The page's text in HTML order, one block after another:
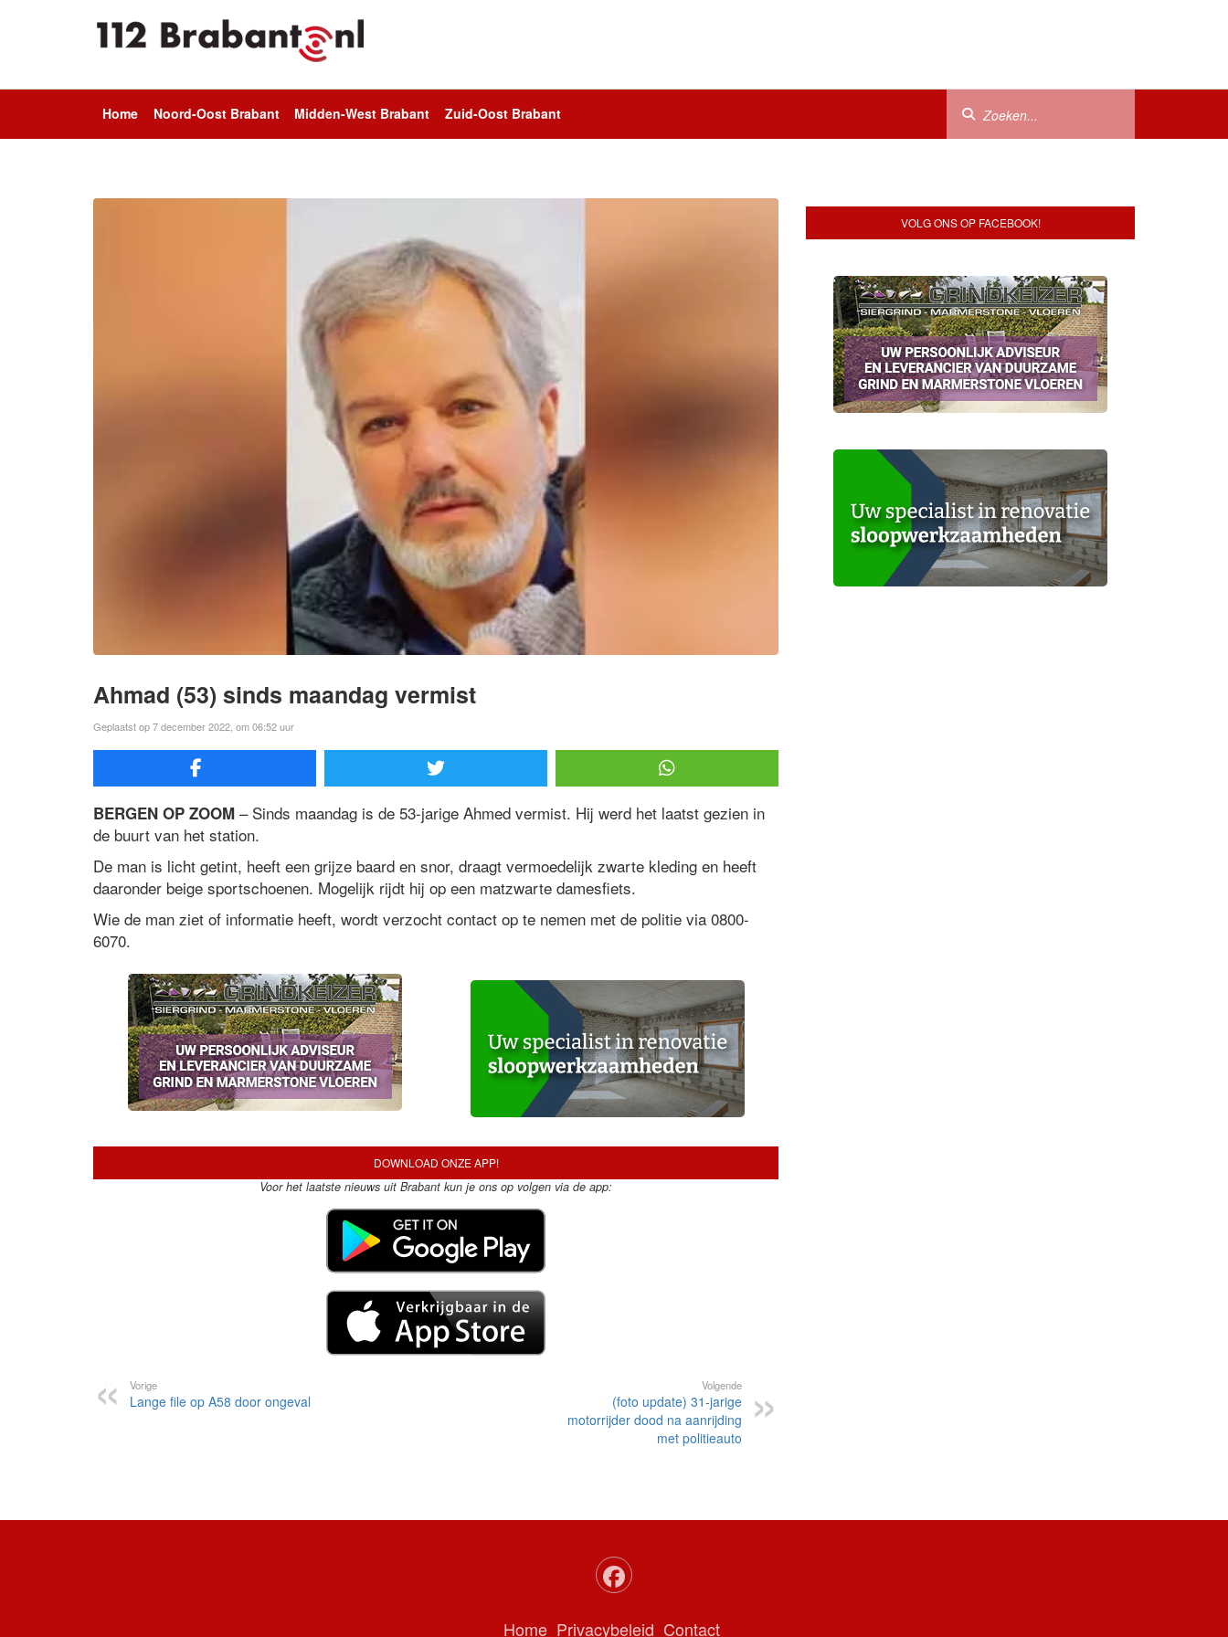
Home Noord-Oost Brabant Midden-West Brabant Zuid-Oost Brabant
Ahmad (53) sinds maandag vermist
Geplaatst op 7 december 2022, om 06:52 uur
BERGEN OP ZOOM – Sinds maandag is de 53-jarige Ahmed vermist. Hij werd het laatst gezien in
de buurt van het station.
De man is licht getint, heeft een grijze baard en snor, draagt vermoedelijk zwarte kleding en heeft
daaronder beige sportschoenen. Mogelijk rijdt hij op een matzwarte damesfiets.
Wie de man ziet of informatie heeft, wordt verzocht contact op te nemen met de politie via 0800-
6070.
DOWNLOAD ONZE APP!
Voor het laatste nieuws uit Brabant kun je ons op volgen via de app:
Vorige
Lange file op A58 door ongeval
Volgende
(foto update) 31-jarige
motorrijder dood na aanrijding
met politieauto
VOLG ONS OP FACEBOOK!
Home Privacybeleid Contact